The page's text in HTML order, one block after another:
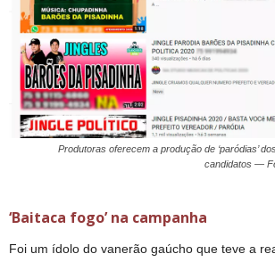
Produtoras oferecem a produção de ‘paródias’
candidatos —
‘Baitaca fogo’ na campanha
Foi um ídolo do vanerão gaúcho que teve a